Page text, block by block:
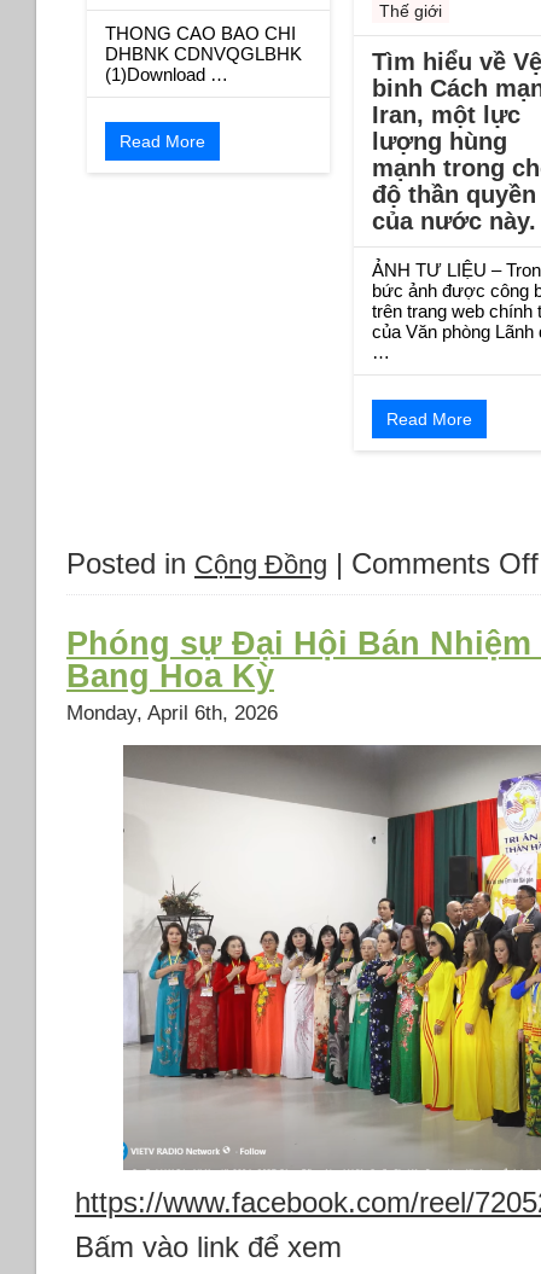
THONG CAO BAO CHI
DHBNK CDNVQGLBHK
(1)Download …
Read More
Thế giới
Tìm hiểu về Vệ
binh Cách
Iran, một lực
lượng hùng
mạnh trong
độ thần quyền
của nước này.
ẢNH TƯ LIỆU –
bức ảnh được công
trên trang web chính
của Văn phòng Lãnh
…
Read More
Posted in Cộng Đồng | Comments Off
Phóng sự Đại Hội Bán Nhiệm
Bang Hoa Kỳ
Monday, April 6th, 2026
https://www.facebook.com/reel/
Bấm vào link để xem